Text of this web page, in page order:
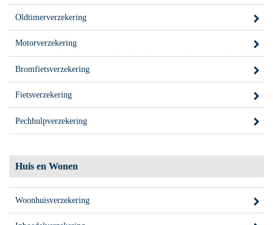
Oldtimerverzekering
Motorverzekering
Bromfietsverzekering
Fietsverzekering
Pechhulpverzekering
Huis en Wonen
Woonhuisverzekering